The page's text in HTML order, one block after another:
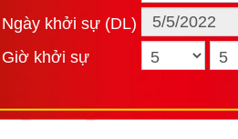
Ngày khởi sự (DL)
Giờ khởi sự